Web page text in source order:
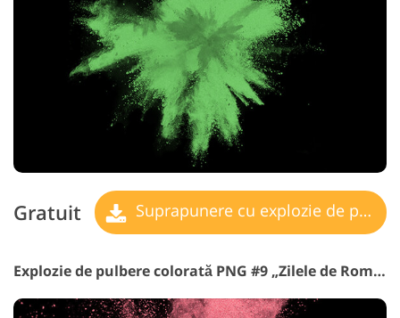
Gratuit Suprapunere cu explozie de pulbere
Explozie de pulbere colorată PNG #9 „Zilele de Romantism”